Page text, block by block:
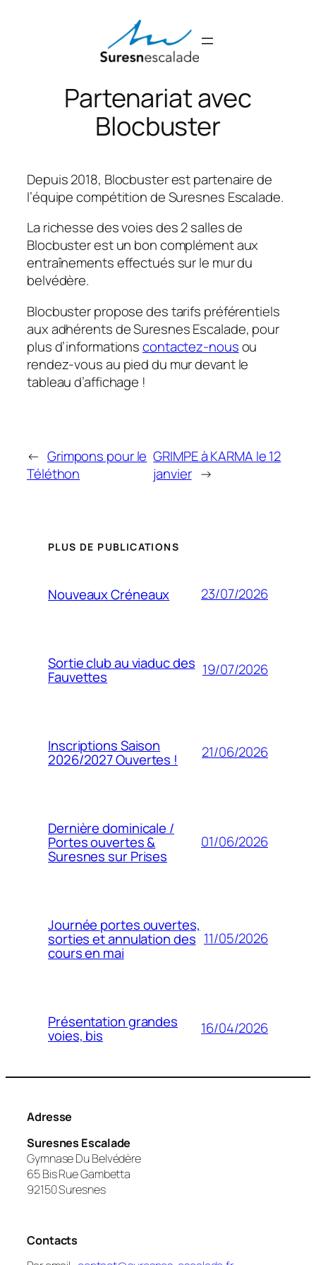
Partenariat avec
Blocbuster
Depuis 2018, Blocbuster est partenaire de
l’équipe compétition de Suresnes Escalade.
La richesse des voies des 2 salles de
Blocbuster est un bon complément aux
entraînements effectués sur le mur du
belvédère.
Blocbuster propose des tarifs préférentiels
aux adhérents de Suresnes Escalade, pour
plus d’informationscontactez-nousou
rendez-vous au pied du mur devant le
tableau d’affichage !
← Grimpons pour le
Téléthon
GRIMPE à KARMA le 12
janvier →
PLUS DE PUBLICATIONS
Nouveaux Créneaux 23/07/2026
Sortie club au viaduc des
Fauvettes 19/07/2026
Inscriptions Saison
2026/2027 Ouvertes ! 21/06/2026
Dernière dominicale /
Portes ouvertes &
Suresnes sur Prises
01/06/2026
Journée portes ouvertes,
sorties et annulation des
cours en mai
11/05/2026
Présentation grandes
voies, bis 16/04/2026
Adresse
Suresnes Escalade
Gymnase Du Belvédère
65 Bis Rue Gambetta
92150 Suresnes
Contacts